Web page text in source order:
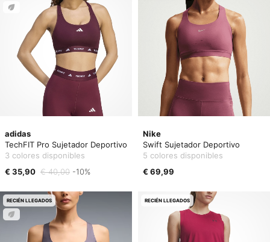
adidas
TechFIT Pro Sujetador Deportivo
3 colores disponibles
€ 35,90 € 40,00 -10%
Nike
Swift Sujetador Deportivo
5 colores disponibles
€ 69,99
RECIÉN LLEGADOS RECIÉN LLEGADOS